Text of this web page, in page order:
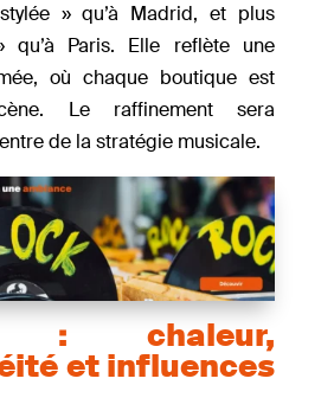
» qu’à Madrid, et plus
qu’à Paris. Elle reflète une
où chaque boutique est
Le raffinement sera
de la stratégie musicale.
: chaleur,
et influences